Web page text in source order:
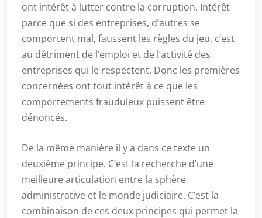
ont intérêt à lutter contre la corruption. Intérêt
parce que si des entreprises, d’autres se
comportent mal, faussent les règles du jeu, c’est
au détriment de l’emploi et de l’activité des
entreprises qui le respectent. Donc les premières
concernées ont tout intérêt à ce que les
comportements frauduleux puissent être
dénoncés.
De la même manière il y a dans ce texte un
deuxième principe. C’est la recherche d’une
meilleure articulation entre la sphère
administrative et le monde judiciaire. C’est la
combinaison de ces deux principes qui permet la